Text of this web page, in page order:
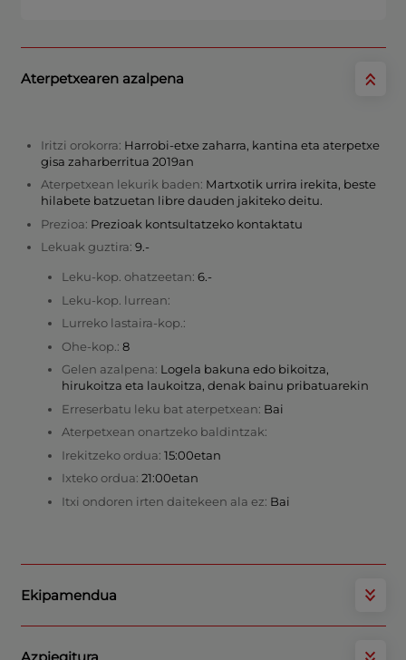
Aterpetxearen azalpena
Iritzi orokorra: Harrobi-etxe zaharra, kantina eta aterpetxe
gisa zaharberritua 2019an
Aterpetxean lekurik baden: Martxotik urrira irekita, beste
hilabete batzuetan libre dauden jakiteko deitu.
Prezioa: Prezioak kontsultatzeko kontaktatu
Lekuak guztira: 9.-
Leku-kop. ohatzeetan: 6.-
Leku-kop. lurrean:
Lurreko lastaira-kop.:
Ohe-kop.: 8
Gelen azalpena: Logela bakuna edo bikoitza,
hirukoitza eta laukoitza, denak bainu pribatuarekin
Erreserbatu leku bat aterpetxean: Bai
Aterpetxean onartzeko baldintzak:
Irekitzeko ordua: 15:00etan
Ixteko ordua: 21:00etan
Itxi ondoren irten daitekeen ala ez: Bai
Ekipamendua